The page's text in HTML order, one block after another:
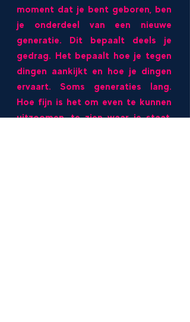
moment dat je bent geboren, ben
je onderdeel van een nieuwe
generatie. Dit bepaalt deels je
gedrag. Het bepaalt hoe je tegen
dingen aankijkt en hoe je dingen
ervaart. Soms generaties lang.
Hoe fijn is het om even te kunnen
uitzoomen, te zien waar je staat,